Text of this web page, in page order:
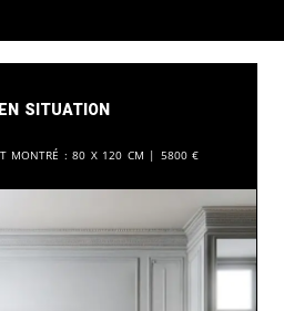
situation
montré : 80 x 120 cm | 5800 €